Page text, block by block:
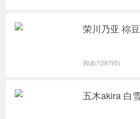
荣川乃亚 祢
阅读(129795)
五木akira 白